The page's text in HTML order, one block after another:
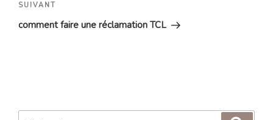
Article
suivant
SUIVANT
comment faire une réclamation TCL